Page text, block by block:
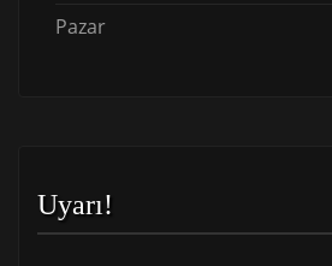
Pazar
Uyarı!